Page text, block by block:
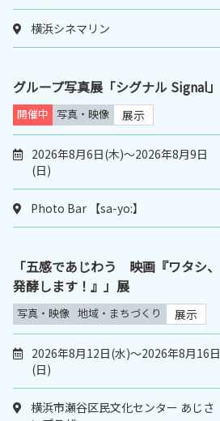
横浜シネマリン
グループ写真展「シグナル Signal」
開催中 写真・映像 展示
2026年8月6日(木)～2026年8月9日
(日)
Photo Bar 【sa-yo:】
「五感であじわう 映画『ワタシ、
発酵します！』」展
写真・映像 地域・まちづくり 展示
2026年8月12日(水)～2026年8月16日
(日)
横浜市瀬谷区民文化センター あじさ